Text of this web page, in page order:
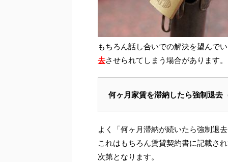
もちろん話し合いでの解決を望んで
去させられてしまう場合があります。
何ヶ月家賃を滞納したら強制退去
よく「何ヶ月滞納が続いたら強制退
これはもちろん賃貸契約書に記載さ
次第となります。